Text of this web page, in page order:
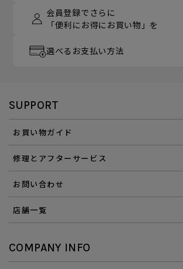
会員登録でさらに
「便利にお得にお買い物」を
選べるお支払い方法
SUPPORT
お買い物ガイド
修理とアフターサービス
お問い合わせ
店舗一覧
COMPANY INFO